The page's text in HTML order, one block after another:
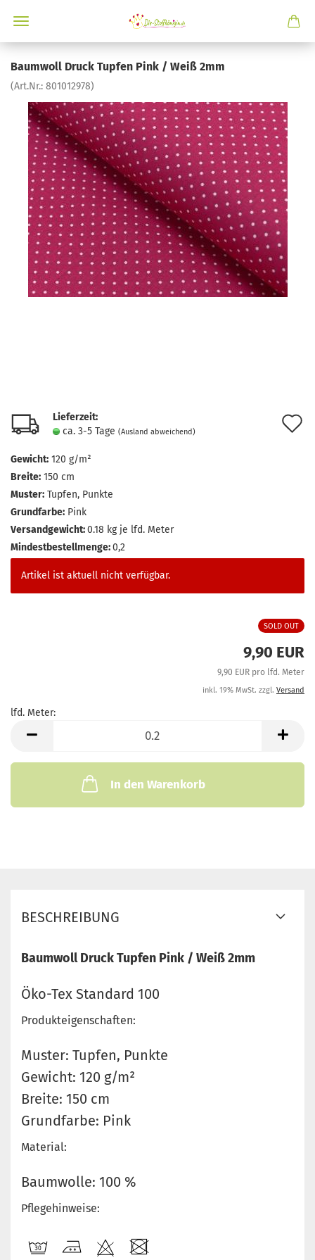
Baumwoll Druck Tupfen Pink / Weiß 2mm
(Art.Nr.: 801012978)
Lieferzeit:
ca. 3-5 Tage (Ausland abweichend)
Gewicht: 120 g/m²
Breite: 150 cm
Muster: Tupfen, Punkte
Grundfarbe: Pink
Versandgewicht:0.18 kg je lfd. Meter
Mindestbestellmenge:0,2
Artikel ist aktuell nicht verfügbar.
SOLD OUT
9,90 EUR
9,90 EUR pro lfd. Meter
inkl. 19% MwSt. zzgl. Versand
lfd. Meter:
Meter
In den Warenkorb
BESCHREIBUNG
Baumwoll Druck Tupfen Pink / Weiß 2mm
Öko-Tex Standard 100
Produkteigenschaften:
Muster: Tupfen, Punkte
Gewicht: 120 g/m²
Breite: 150 cm
Grundfarbe: Pink
Material:
Baumwolle: 100 %
Pflegehinweise: